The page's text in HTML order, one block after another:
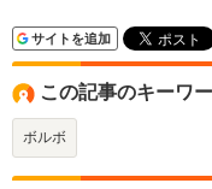
サイトを追加
この記事のキーワ
ボルボ